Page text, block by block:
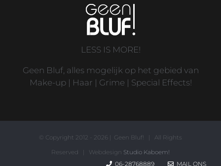
LESS IS MORE!
Geen Bluf, alles mogelijk op het gebied van
Make-up | Haar | Grime | Special Effects!
© Copyright 2012 - 2026 | Geen Bluf! | All Rights
Reserved | Webdesign Studio Kaboem!
06-28768889
MAIL ONS